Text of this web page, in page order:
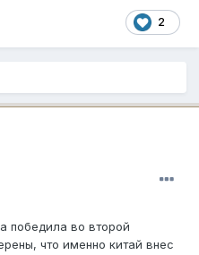
2
победила во второй
что именно китай внес